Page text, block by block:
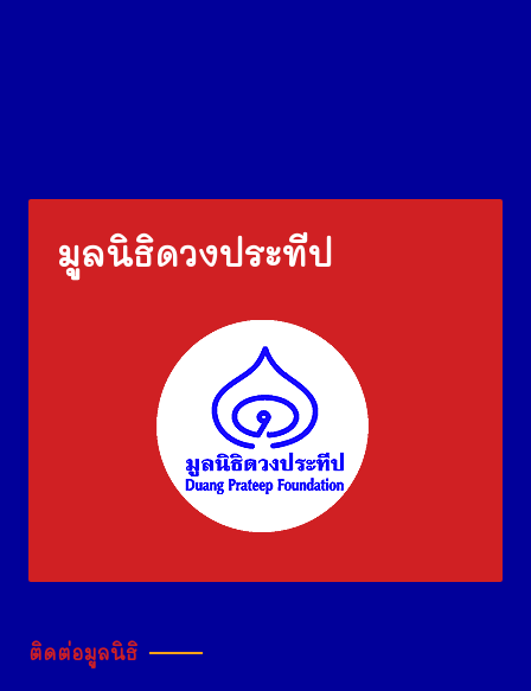
มูลนิธิดวงประทีป
ติดต่อมูลนิธิ